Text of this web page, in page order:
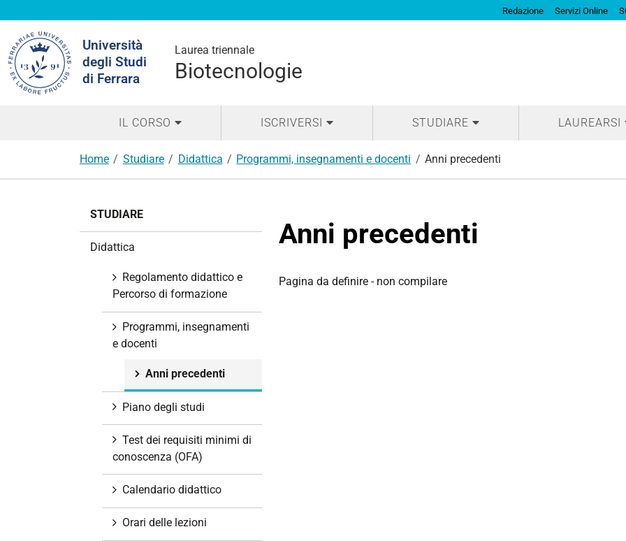
Redazione Servizi Online
Università
degli Studi
di Ferrara
Laurea triennale
Biotecnologie
nel
sito
IL CORSO ISCRIVERSI STUDIARE LAUREARSI
Home Studiare Didattica Programmi, insegnamenti e docenti Anni precedenti
Anni precedenti
Pagina da definire - non compilare
STUDIARE
Didattica
Regolamento didattico e
Percorso di formazione
Programmi, insegnamenti
e docenti
Anni precedenti
Piano degli studi
Test dei requisiti minimi di
conoscenza (OFA)
Calendario didattico
Orari delle lezioni